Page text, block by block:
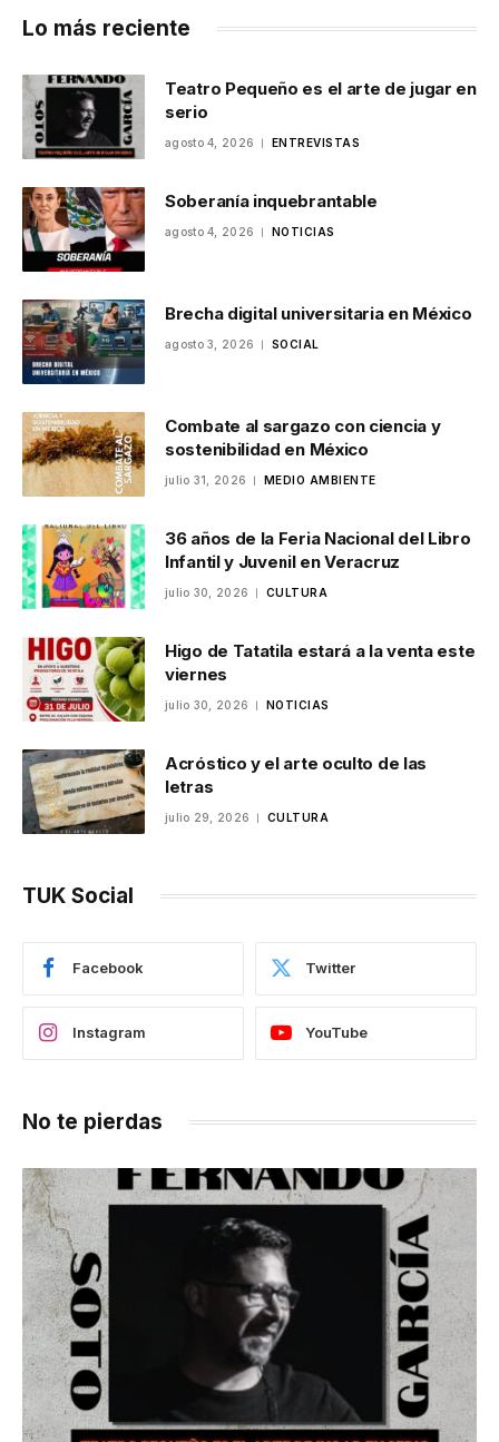
Lo más reciente
Teatro Pequeño es el arte de jugar en
serio
agosto 4, 2026 ENTREVISTAS
Soberanía inquebrantable
agosto 4, 2026 NOTICIAS
Brecha digital universitaria en México
agosto 3, 2026 SOCIAL
Combate al sargazo con ciencia y
sostenibilidad en México
julio 31, 2026 MEDIO AMBIENTE
36 años de la Feria Nacional del Libro
Infantil y Juvenil en Veracruz
julio 30, 2026 CULTURA
Higo de Tatatila estará a la venta este
viernes
julio 30, 2026 NOTICIAS
Acróstico y el arte oculto de las
letras
julio 29, 2026 CULTURA
TUK Social
Facebook Twitter
Instagram YouTube
No te pierdas